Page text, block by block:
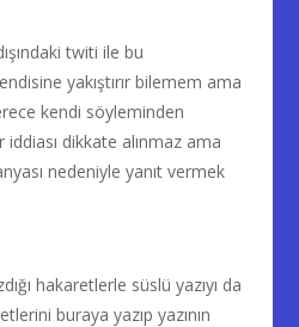
twiti ile bu
yakıştırır bilemem ama
kendi söyleminden
dikkate alınmaz ama
nedeniyle yanıt vermek
hakaretlerle süslü yazıyı da
buraya yazıp yazının